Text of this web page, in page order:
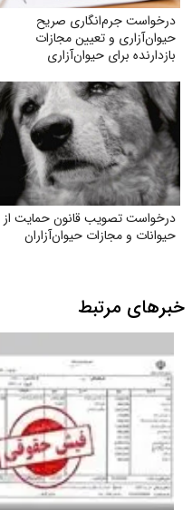
درخواست جرم‌انگاری صریح
حیوان‌آزاری و تعیین مجازات
بازدارنده برای حیوان‌آزاری
درخواست تصویب قانون حمایت از
حیوانات و مجازات حیوان‌آزاران
خبرهای مرتبط